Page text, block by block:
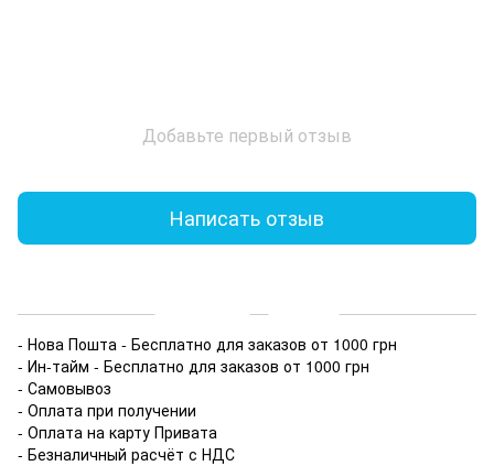
Добавьте первый отзыв
Написать отзыв
- Нова Пошта - Бесплатно для заказов от 1000 грн
- Ин-тайм - Бесплатно для заказов от 1000 грн
- Самовывоз
- Оплата при получении
- Оплата на карту Привата
- Безналичный расчёт с НДС